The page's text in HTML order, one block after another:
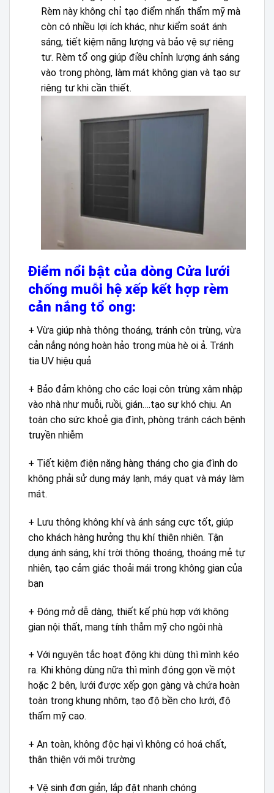
Rèm này không chỉ tạo điểm nhấn thẩm mỹ mà
còn có nhiều lợi ích khác, như kiểm soát ánh
sáng, tiết kiệm năng lượng và bảo vệ sự riêng
tư. Rèm tổ ong giúp điều chỉnh lượng ánh sáng
vào trong phòng, làm mát không gian và tạo sự
riêng tư khi cần thiết.
Điểm nổi bật của dòng Cửa lưới
chống muỗi hệ xếp kết hợp rèm
cản nắng tổ ong:
+ Vừa giúp nhà thông thoáng, tránh côn trùng, vừa
cản nắng nóng hoàn hảo trong mùa hè oi ả. Tránh
tia UV hiệu quả
+ Bảo đảm không cho các loại côn trùng xâm nhập
vào nhà như muỗi, ruồi, gián….tạo sự khó chịu. An
toàn cho sức khoẻ gia đình, phòng tránh cách bệnh
truyền nhiễm
+ Tiết kiệm điện năng hàng tháng cho gia đình do
không phải sử dụng máy lạnh, máy quạt và máy làm
mát.
+ Lưu thông không khí và ánh sáng cực tốt, giúp
cho khách hàng hưởng thụ khí thiên nhiên. Tận
dụng ánh sáng, khí trời thông thoáng, thoáng mẻ tự
nhiên, tạo cảm giác thoải mái trong không gian của
bạn
+ Đóng mở dễ dàng, thiết kế phù hợp với không
gian nội thất, mang tính thẫm mỹ cho ngôi nhà
+ Với nguyên tắc hoạt động khi dùng thì mình kéo
ra. Khi không dùng nữa thì mình đóng gọn về một
hoặc 2 bên, lưới được xếp gọn gàng và chứa hoàn
toàn trong khung nhôm, tạo độ bền cho lưới, độ
thẩm mỹ cao.
+ An toàn, không độc hại vì không có hoá chất,
thân thiện với môi trường
+ Vệ sinh đơn giản, lắp đặt nhanh chóng